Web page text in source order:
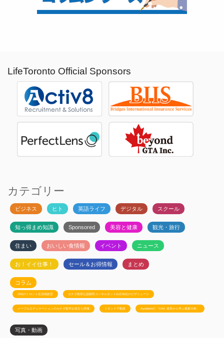
LifeToronto Official Sponsors
カテゴリー
ビジネス ヒト 英語ライフ デジタル スクール
知っ得まめ知識 Sponsored 美容と健康 観光・旅行
住まい おいしい食情報 イベント ニュース
お！イイ仕事！ セール＆お得情報 まとめ
コラム
JSSのトロント生活相談室 カナダ政府公認移民コンサルタント白石有紀のビザニュース
メープルエデュケーションのカナダ留学お役立ち情報 トロント不動産 Ayudanteの「GA4: 基本から学ぶ最新分析」
写真・動画